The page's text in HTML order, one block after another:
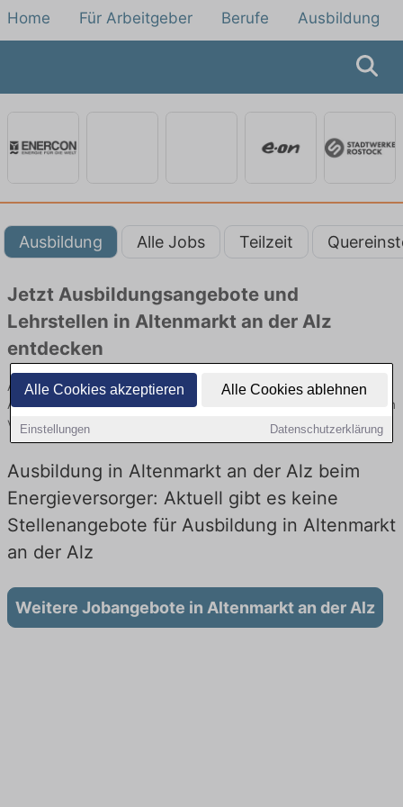
Alle Cookies akzeptieren Alle Cookies ablehnen
Einstellungen Datenschutzerklärung
Home Für Arbeitgeber Berufe Ausbildung
Ausbildung Alle Jobs Teilzeit
Jetzt Ausbildungsangebote und
Lehrstellen in Altenmarkt an der Alz
entdecken
Ausbildungsangebote beim Energieversorger in Altenmarkt an der
Alz finden Sie von namhaften Firmen. Entdecken Sie freie Optionen
von Top-Arbeitgebern und bewerben Sie sich noch heute.
Ausbildung in Altenmarkt an der Alz beim
Energieversorger: Aktuell gibt es keine
Stellenangebote für Ausbildung in Altenmarkt
an der Alz
Weitere Jobangebote in Altenmarkt an der Alz